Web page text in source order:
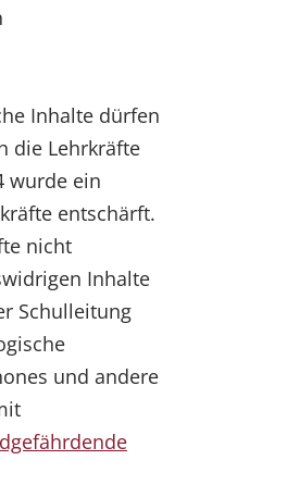
Inhalte dürfen
die Lehrkräfte
wurde ein
entschärft.
nicht
Inhalte
Schulleitung
und andere